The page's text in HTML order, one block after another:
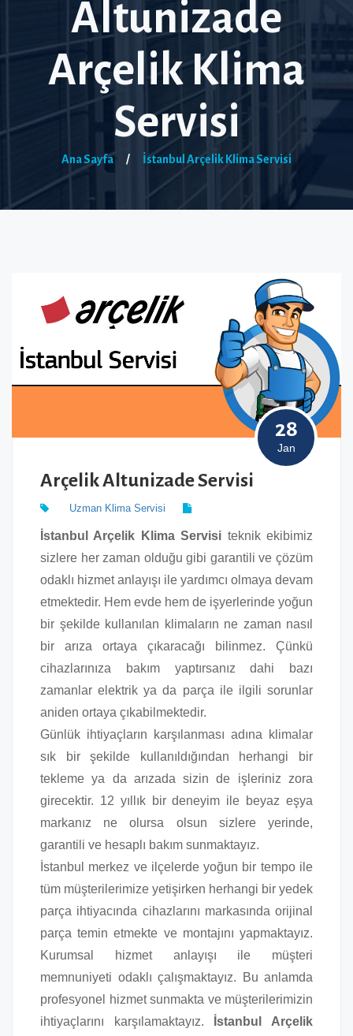
Altunizade
Arçelik Klima
Servisi
Ana Sayfa / İstanbul Arçelik Klima Servisi
28
Jan
Arçelik Altunizade Servisi
Uzman Klima Servisi
İstanbul Arçelik Klima Servisi teknik ekibimiz
sizlere her zaman olduğu gibi garantili ve çözüm
odaklı hizmet anlayışı ile yardımcı olmaya devam
etmektedir. Hem evde hem de işyerlerinde yoğun
bir şekilde kullanılan klimaların ne zaman nasıl
bir arıza ortaya çıkaracağı bilinmez. Çünkü
cihazlarınıza bakım yaptırsanız dahi bazı
zamanlar elektrik ya da parça ile ilgili sorunlar
aniden ortaya çıkabilmektedir.
Günlük ihtiyaçların karşılanması adına klimalar
sık bir şekilde kullanıldığından herhangi bir
tekleme ya da arızada sizin de işleriniz zora
girecektir. 12 yıllık bir deneyim ile beyaz eşya
markanız ne olursa olsun sizlere yerinde,
garantili ve hesaplı bakım sunmaktayız.
İstanbul merkez ve ilçelerde yoğun bir tempo ile
tüm müşterilerimize yetişirken herhangi bir yedek
parça ihtiyacında cihazlarını markasında orijinal
parça temin etmekte ve montajını yapmaktayız.
Kurumsal hizmet anlayışı ile müşteri
memnuniyeti odaklı çalışmaktayız. Bu anlamda
profesyonel hizmet sunmakta ve müşterilerimizin
ihtiyaçlarını karşılamaktayız.
İstanbul Arçelik